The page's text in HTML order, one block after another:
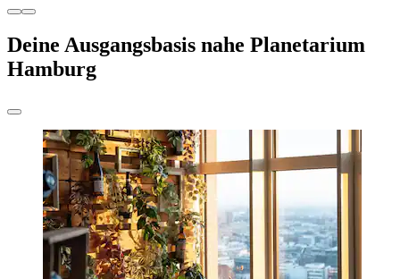
Deine Ausgangsbasis nahe Planetarium
Hamburg